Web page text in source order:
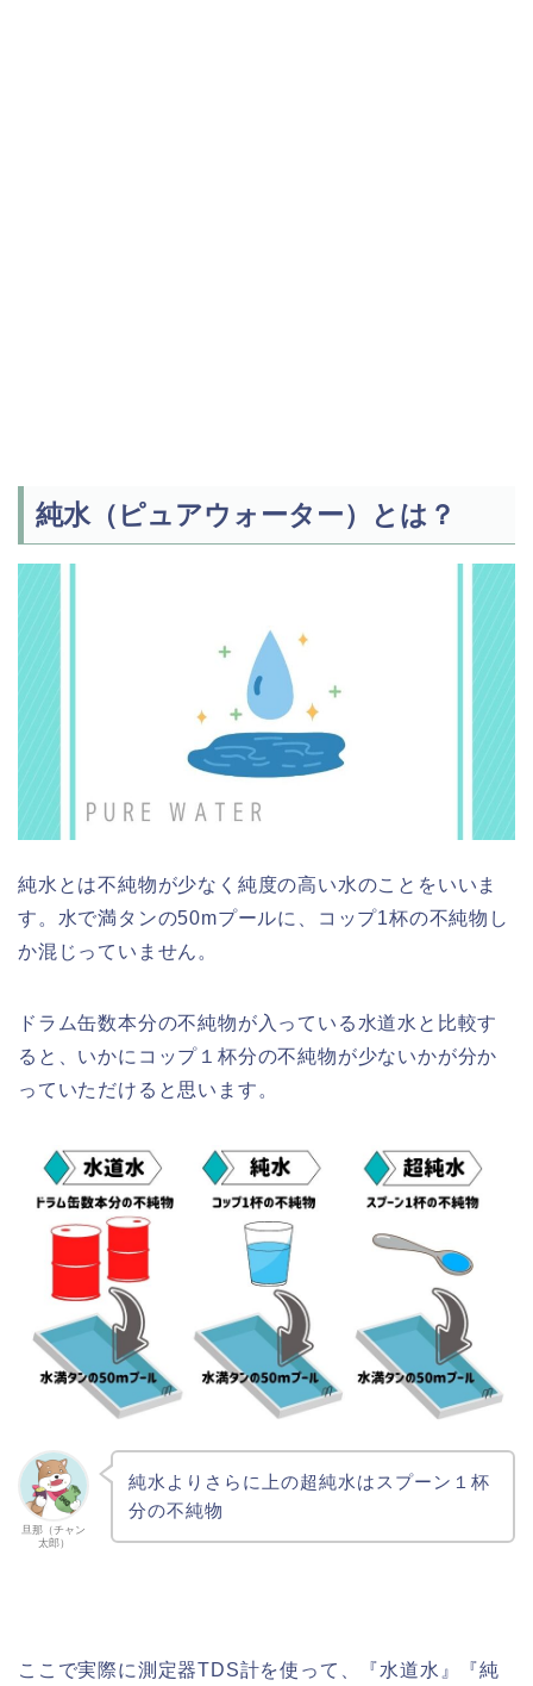
純水（ピュアウォーター）とは？
純水とは不純物が少なく純度の高い水のことをいいま
す。水で満タンの50mプールに、コップ1杯の不純物し
か混じっていません。
ドラム缶数本分の不純物が入っている水道水と比較す
ると、いかにコップ１杯分の不純物が少ないかが分か
っていただけると思います。
旦那（チャン
太郎）
純水よりさらに上の超純水はスプーン１杯
分の不純物
ここで実際に測定器TDS計を使って、『水道水』『純